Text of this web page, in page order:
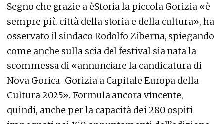
Segno che grazie a èStoria la piccola Gorizia «è
sempre più città della storia e della cultura», ha
osservato il sindaco Rodolfo Ziberna, spiegando
come anche sulla scia del festival sia nata la
scommessa di «annunciare la candidatura di
Nova Gorica-Gorizia a Capitale Europa della
Cultura 2025». Formula ancora vincente,
quindi, anche per la capacità dei 280 ospiti